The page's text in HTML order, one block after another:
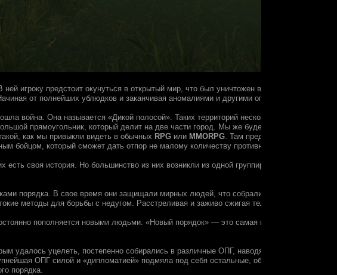
ней игроку предстоит окунуться в открытый мир, что был уничтожен в результате
от полнейших ублюдков и заканчивая аномалиями и другими опасными
война. Она называется «Дикой полосой». Таких территорий несколько по всему
прямоугольник, который делит на две части город. Мы же будем играть лишь на
как мы привыкли видеть в обычных RPG или MMORPG. Там предстоит улучшать
бойцом, который сможет дать отпор не малому количеству противников. Помимо
своя история. Но большинство из них возникли из одной группировки, которой
порядка. В свое время они защищали мирных людей, что собрались для
методы для борьбы с недугом. Расстреливая и заживо сжигая тела. Для этого они
пополняется новыми людьми. «Новый порядок» — это самая крупная сила Дикой
удалось уцелеть, постепенно собирались в различные ОПГ, наводя ужас на мирных
ОПГ силой и «дипломатией» подмяла под себя остальные, образовав крупную
порядка.